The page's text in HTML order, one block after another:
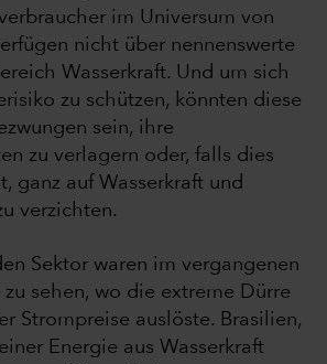
im Universum von
nicht über nennenswerte
Wasserkraft. Und um sich
zu schützen, könnten diese
sein, ihre
zu verlagern oder, falls dies
ganz auf Wasserkraft und
verzichten.
Sektor waren im vergangenen
sehen, wo die extreme Dürre
Strompreise auslöste. Brasilien,
Energie aus Wasserkraft